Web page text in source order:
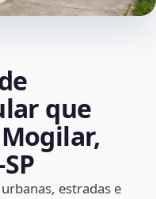
que
estradas e